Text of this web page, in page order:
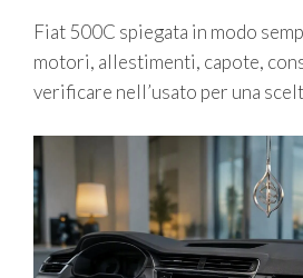
Fiat 500C spiegata in modo
motori, allestimenti, capote,
verificare nell’usato per una